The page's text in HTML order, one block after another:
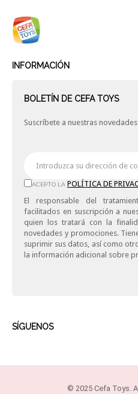
INFORMACIÓN
BOLETÍN DE CEFA TOYS
Suscríbete a nuestras
ACEPTO LA POLÍTICA DE
El responsable del
facilitados en suscripción a
quien los tratará con la
novedades y promociones.
suprimir sus datos, así como
la información adicional sobre
SÍGUENOS
© 2025 Cefa Toys.